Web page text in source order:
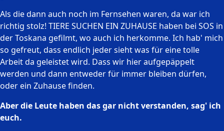
Als die dann auch noch im Fernsehen waren, da war ich
richtig stolz! TIERE SUCHEN EIN ZUHAUSE haben bei SOS in
der Toskana gefilmt, wo auch ich herkomme. Ich hab' mich
so gefreut, dass endlich jeder sieht was für eine tolle
Arbeit da geleistet wird. Dass wir hier aufgepäppelt
werden und dann entweder für immer bleiben dürfen,
oder ein Zuhause finden.
Aber die Leute haben das gar nicht verstanden, sag' ich
euch.